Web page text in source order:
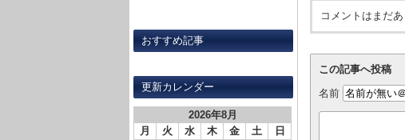
おすすめ記事
更新カレンダー
2026年8月
月
火 水 木 金 土 日
コメントはまだ
この記事へ投稿
名前